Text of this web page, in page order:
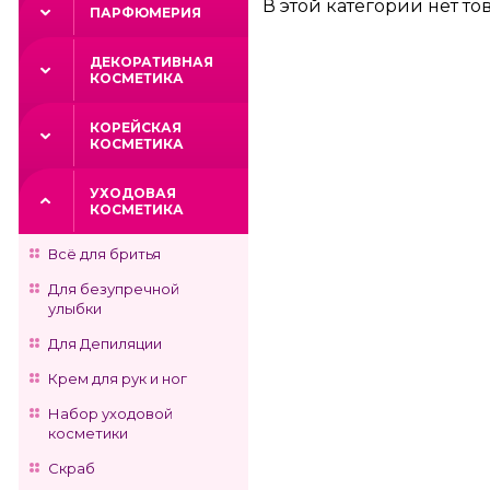
ПАРФЮМЕРИЯ
ДЕКОРАТИВНАЯ
КОСМЕТИКА
КОРЕЙСКАЯ
КОСМЕТИКА
УХОДОВАЯ
КОСМЕТИКА
Всё для бритья
Для безупречной
улыбки
Для Депиляции
Крем для рук и ног
Набор уходовой
косметики
Скраб
В этой категории нет